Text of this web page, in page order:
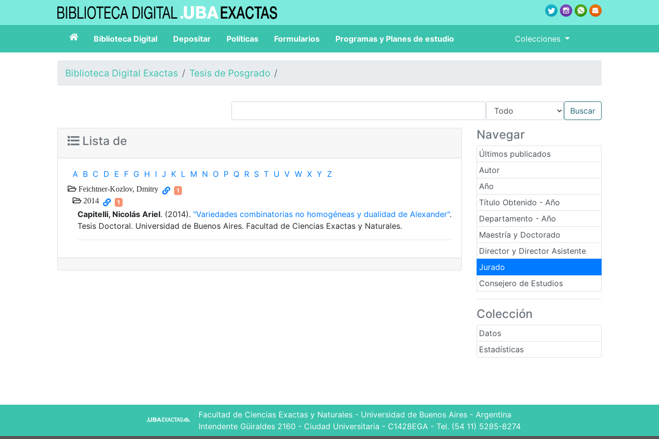
Biblioteca Digital Depositar Políticas Formularios Programas y Planes de estudio Colecciones
Biblioteca Digital Exactas Tesis de Posgrado
Navegar
Últimos publicados
Autor
Año
Título Obtenido - Año
Departamento - Año
Maestría y Doctorado
Director y Director Asistente
Jurado
Consejero de Estudios
Colección
Datos
Estadísticas
Lista de
A B C D E F G H I J K L M N O P Q R S T U V W X Y Z
Feichtner-Kozlov, Dmitry 1
2014 1
Capitelli, Nicolás Ariel. (2014). "Variedades combinatorias no homogéneas y dualidad de Alexander".
Tesis Doctoral. Universidad de Buenos Aires. Facultad de Ciencias Exactas y Naturales.
Facultad de Ciencias Exactas y Naturales - Universidad de Buenos Aires - Argentina
Intendente Güiraldes 2160 - Ciudad Universitaria - C1428EGA - Tel. (54 11) 5285-8274